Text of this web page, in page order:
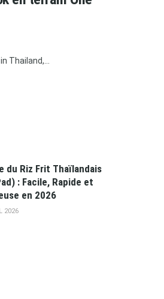
Thailand,...
du Riz Frit Thaïlandais
: Facile, Rapide et
en 2026
2026